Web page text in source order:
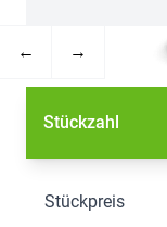
← →
Stückzahl
Stückpreis